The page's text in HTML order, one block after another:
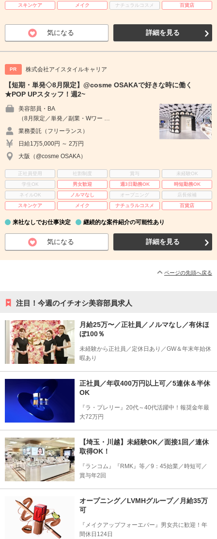
スキンケア メイク ナチュラルコスメ 百貨店
気になる 詳細を見る
PR 株式会社アイスタイルキャリア
【短期・単発◇8月限定】@cosme OSAKAで好きな時に働く
★POP UPスタッフ！週2~
美容部員・BA
（8月限定／単発／副業・Wワー …
業務委託（フリーランス）
日給1万5,000円 ～ 2万円
大阪（@cosme OSAKA）
正社員登用 社割制度 賞与
未経験OK
学生OK
男女歓迎 週3日勤務OK
時短勤務OK
ネイルOK
ノルマなし オープニング
店長候補
スキンケア
メイク ナチュラルコスメ 百貨店
来社なしでお仕事決定 継続的な案件紹介の可能性あり
気になる 詳細を見る
ページの先頭へ戻る
注目！今週のイチオシ美容部員求人
月給25万〜／正社員／ノルマなし／有休ほ
ぼ100％
未経験から正社員／定休日あり／GW＆年末年始休
暇あり
正社員／年収400万円以上可／5連休＆半休
OK
『ラ・プレリー』20代～40代活躍中！報奨金年最
大72万円
【埼玉・川越】未経験OK／面接1回／連休
取得OK！
『ランコム』『RMK』等／9：45始業／時短可／
賞与年2回
オープニング／LVMHグループ／月給35万
可
『メイクアップフォーエバー』男女共に歓迎！年
間休日124日